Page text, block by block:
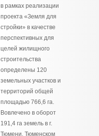
в рамках реализации
проекта «Земля для
стройки» в качестве
перспективных для
целей жилищного
строительства
определены 120
земельных участков и
территорий общей
площадью 766,6 га.
Вовлечено в оборот
191,4 га земель в г.
Тюмени, Тюменском